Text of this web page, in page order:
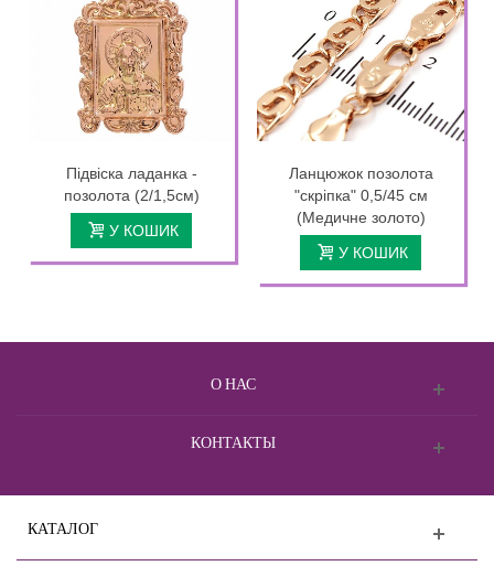
Підвіска ладанка -
позолота (2/1,5см)
У КОШИК
Ланцюжок позолота
"скріпка" 0,5/45 см
(Медичне золото)
У КОШИК
О НАС
КОНТАКТЫ
КАТАЛОГ